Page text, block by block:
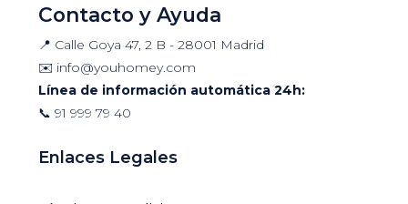
Contacto y Ayuda
📍 Calle Goya 47, 2 B - 28001 Madrid
✉️ info@youhomey.com
Línea de información automática 24h:
📞 91 999 79 40
Enlaces Legales